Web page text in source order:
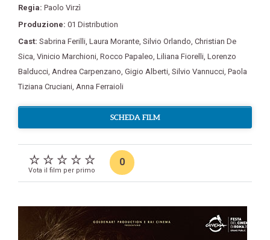
Regia: Paolo Virzì
Produzione: 01 Distribution
Cast: Sabrina Ferilli, Laura Morante, Silvio Orlando, Christian De
Sica, Vinicio Marchioni, Rocco Papaleo, Liliana Fiorelli, Lorenzo
Balducci, Andrea Carpenzano, Gigio Alberti, Silvio Vannucci, Paola
Tiziana Cruciani, Anna Ferraioli
SCHEDA FILM
Vota il film per primo
0